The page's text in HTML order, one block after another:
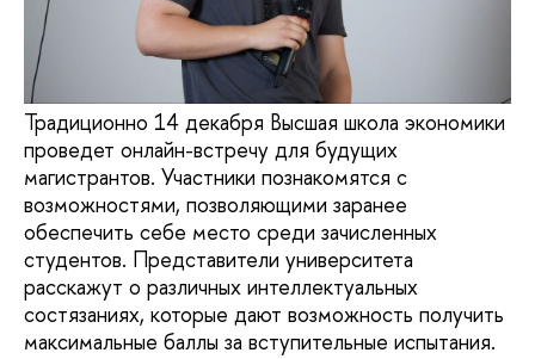
Традиционно 14 декабря Высшая школа экономики
проведет онлайн-встречу для будущих
магистрантов. Участники познакомятся с
возможностями, позволяющими заранее
обеспечить себе место среди зачисленных
студентов. Представители университета
расскажут о различных интеллектуальных
состязаниях, которые дают возможность получить
максимальные баллы за вступительные испытания.